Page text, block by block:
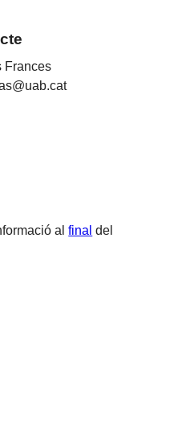
Frances
alfinal del